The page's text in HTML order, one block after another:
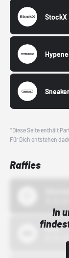
StockX
*Diese Seite enthält
Für Dich entstehen
Raffles
In
Bstn